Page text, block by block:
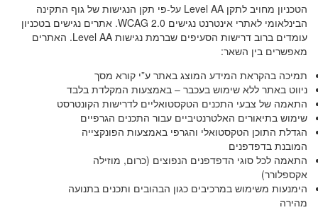
הטכניון מחויב לתקן Level AA על-פי תקן הנגישות של גוף התקינה
הבינלאומי לאתרי אינטרנט נגישים WCAG 2.0. אתרים נגישים בטכניון
עומדים ברוב דרישות הסעיפים שברמת נגישות Level AA. האתרים
מאפשרים בין השאר:
תמיכה בהקראת המידע המוצג באתר ע”י קורא מסך
ניווט באתר ללא שימוש בעכבר – באמצעות המקלדת בלבד
התאמה של צבעי התכנים הטקסטואליים לדרישות הקונטרסט
שימוש בתיאורים האלטרנטיביים עבור התכנים הגרפיים
הגדלת התוכן הטקסטואלי והגרפי באמצעות הפונקצייה
המובנת בדפדפנים
התאמה לכל סוגי הדפדפנים הנפוצים (כרום, מוזילה
אקספלורר)
הימנעות משימוש במרכיבים כגון הבהובים ותכנים בתנועה
מהירה